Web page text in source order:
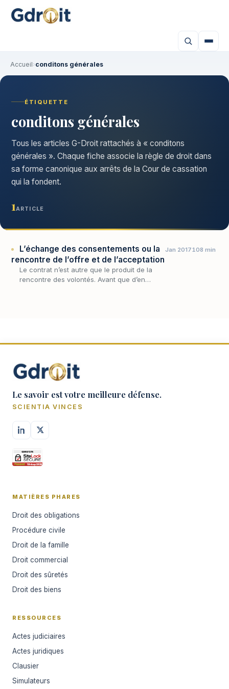
Accueil›conditons générales
ÉTIQUETTE
conditons générales
Tous les articles G-Droit rattachés à « conditons
générales ». Chaque fiche associe la règle de droit dans
sa forme canonique aux arrêts de la Cour de cassation
qui la fondent.
1 ARTICLE
L’échange des consentements ou la
rencontre de l’offre et de l’acceptation
Le contrat n’est autre que le produit de la
rencontre des volontés. Avant que d’en
Jan 2017108 min
Le savoir est votre meilleure défense.
SCIENTIA VINCES
MATIÈRES PHARES
Droit des obligations
Procédure civile
Droit de la famille
Droit commercial
Droit des sûretés
Droit des biens
RESSOURCES
Actes judiciaires
Actes juridiques
Clausier
Simulateurs